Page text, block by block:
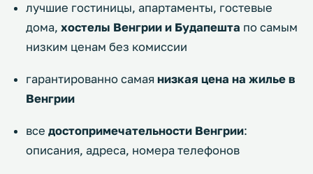
лучшие гостиницы, апартаменты, гостевые
дома, хостелы Венгрии и Будапешта по самым
низким ценам без комиссии
гарантированно самая низкая цена на жилье в
Венгрии
все достопримечательности Венгрии:
описания, адреса, номера телефонов